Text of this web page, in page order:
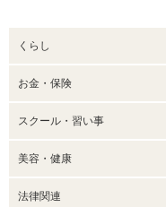
くらし
お金・保険
スクール・習い事
美容・健康
法律関連